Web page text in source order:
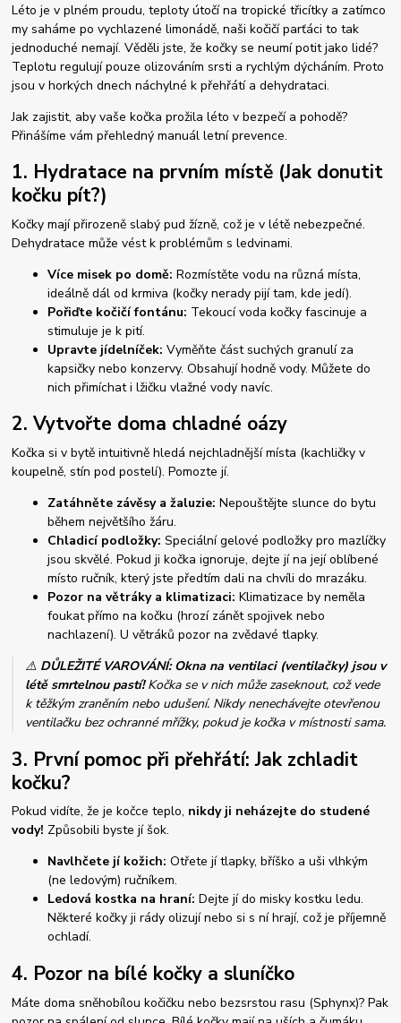
Léto je v plném proudu, teploty útočí na tropické třicítky a zatímco
my saháme po vychlazené limonádě, naši kočičí parťáci to tak
jednoduché nemají. Věděli jste, že kočky se neumí potit jako lidé?
Teplotu regulují pouze olizováním srsti a rychlým dýcháním. Proto
jsou v horkých dnech náchylné k přehřátí a dehydrataci.
Jak zajistit, aby vaše kočka prožila léto v bezpečí a pohodě?
Přinášíme vám přehledný manuál letní prevence.
1. Hydratace na prvním místě (Jak donutit
kočku pít?)
Kočky mají přirozeně slabý pud žízně, což je v létě nebezpečné.
Dehydratace může vést k problémům s ledvinami.
Více misek po domě: Rozmístěte vodu na různá místa,
ideálně dál od krmiva (kočky nerady pijí tam, kde jedí).
Pořiďte kočičí fontánu: Tekoucí voda kočky fascinuje a
stimuluje je k pití.
Upravte jídelníček: Vyměňte část suchých granulí za
kapsičky nebo konzervy. Obsahují hodně vody. Můžete do
nich přimíchat i lžičku vlažné vody navíc.
2. Vytvořte doma chladné oázy
Kočka si v bytě intuitivně hledá nejchladnější místa (kachličky v
koupelně, stín pod postelí). Pomozte jí.
Zatáhněte závěsy a žaluzie: Nepouštějte slunce do bytu
během největšího žáru.
Chladicí podložky: Speciální gelové podložky pro mazlíčky
jsou skvělé. Pokud ji kočka ignoruje, dejte jí na její oblíbené
místo ručník, který jste předtím dali na chvíli do mrazáku.
Pozor na větráky a klimatizaci: Klimatizace by neměla
foukat přímo na kočku (hrozí zánět spojivek nebo
nachlazení). U větráků pozor na zvědavé tlapky.
⚠️ DŮLEŽITÉ VAROVÁNÍ: Okna na ventilaci (ventilačky) jsou v
létě smrtelnou pastí!Kočka se v nich může zaseknout, což vede
k těžkým zraněním nebo udušení. Nikdy nenechávejte otevřenou
ventilačku bez ochranné mřížky, pokud je kočka v místnosti sama.
3. První pomoc při přehřátí: Jak zchladit
kočku?
Pokud vidíte, že je kočce teplo, nikdy ji neházejte do studené
vody! Způsobili byste jí šok.
Navlhčete jí kožich: Otřete jí tlapky, bříško a uši vlhkým
(ne ledovým) ručníkem.
Ledová kostka na hraní: Dejte jí do misky kostku ledu.
Některé kočky ji rády olizují nebo si s ní hrají, což je příjemně
ochladí.
4. Pozor na bílé kočky a sluníčko
Máte doma sněhobílou kočičku nebo bezsrstou rasu (Sphynx)? Pak